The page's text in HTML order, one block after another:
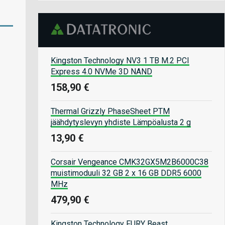
Kingston Technology NV3 1 TB M.2 PCI
Express 4.0 NVMe 3D NAND
158,90 €
Thermal Grizzly PhaseSheet PTM
jäähdytyslevyn yhdiste Lämpöalusta 2 g
13,90 €
Corsair Vengeance CMK32GX5M2B6000C38
muistimoduuli 32 GB 2 x 16 GB DDR5 6000
MHz
479,90 €